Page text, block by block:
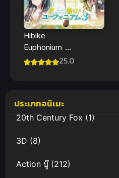
Hibike
Euphonium 3
ฮิบิเคะ! ยูโฟ25.0
ประเภทอนิเมะ
20th Century Fox(1)
3D (8)
Action บู๊(212)